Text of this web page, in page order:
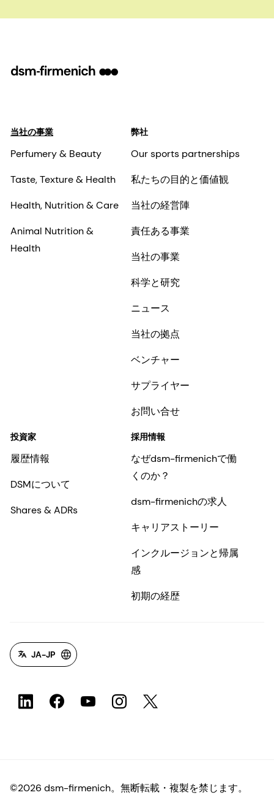
当社の事業
Perfumery & Beauty
Taste, Texture & Health
Health, Nutrition & Care
Animal Nutrition &
Health
弊社
Our sports partnerships
私たちの目的と価値観
当社の経営陣
責任ある事業
当社の事業
科学と研究
ニュース
当社の拠点
ベンチャー
サプライヤー
お問い合せ
投資家
履歴情報
DSMについて
Shares & ADRs
採用情報
なぜdsm-firmenichで働
くのか？
dsm-firmenichの求人
キャリアストーリー
インクルージョンと帰属
感
初期の経歴
JA-JP
©2026 dsm-firmenich。無断転載・複製を禁じます。